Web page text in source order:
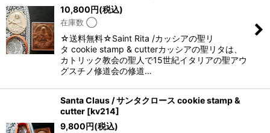
10,800円(税込)
在庫数 ◯
☆送料無料☆Saint Rita /カッシアの聖リ
タ cookie stamp & cutterカッシアの聖リタは、
カトリック教会の聖人で15世紀イタリアの聖アウ
グスチノ修道会の修道…
Santa Claus / サンタクロース cookie stamp &
cutter [kv214]
9,800円(税込)